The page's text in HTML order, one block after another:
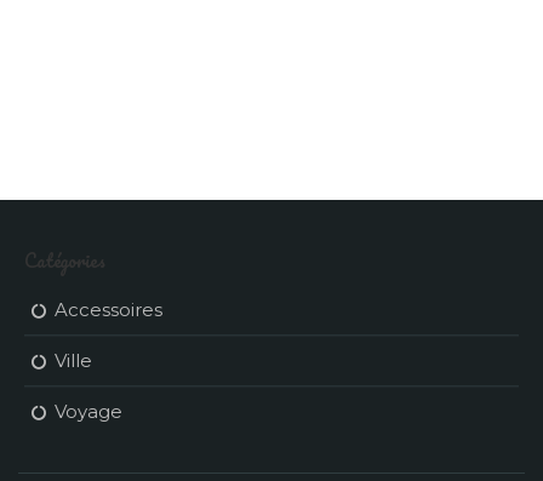
Catégories
Accessoires
Ville
Voyage